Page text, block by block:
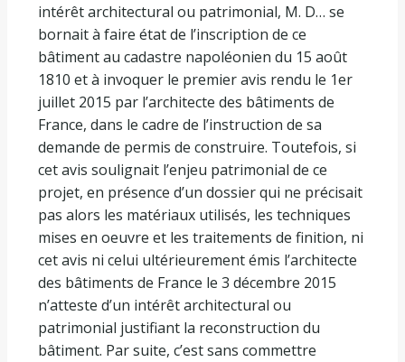
intérêt architectural ou patrimonial, M. D… se
bornait à faire état de l’inscription de ce
bâtiment au cadastre napoléonien du 15 août
1810 et à invoquer le premier avis rendu le 1er
juillet 2015 par l’architecte des bâtiments de
France, dans le cadre de l’instruction de sa
demande de permis de construire. Toutefois, si
cet avis soulignait l’enjeu patrimonial de ce
projet, en présence d’un dossier qui ne précisait
pas alors les matériaux utilisés, les techniques
mises en oeuvre et les traitements de finition, ni
cet avis ni celui ultérieurement émis l’architecte
des bâtiments de France le 3 décembre 2015
n’atteste d’un intérêt architectural ou
patrimonial justifiant la reconstruction du
bâtiment. Par suite, c’est sans commettre